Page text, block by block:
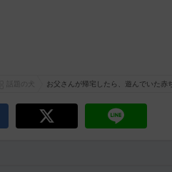
お父さんが帰宅したら、遊んでいた